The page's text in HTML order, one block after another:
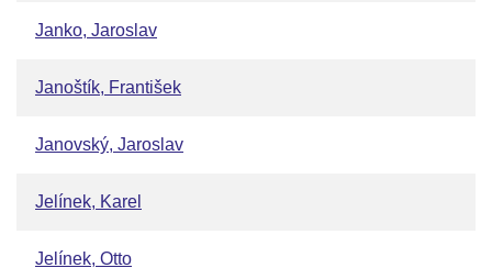
Janko, Jaroslav
Janoštík, František
Janovský, Jaroslav
Jelínek, Karel
Jelínek, Otto